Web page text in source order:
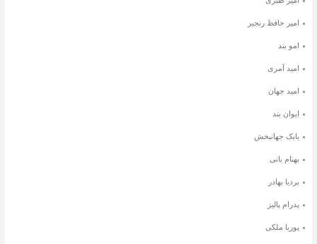
امیر حافظ رنجبر
امو بند
امید آمری
امید جهان
ایوان بند
بابک جهانبخش
بهنام بانی
بردیا بهادر
پدرام پالیز
پوریا ملکی